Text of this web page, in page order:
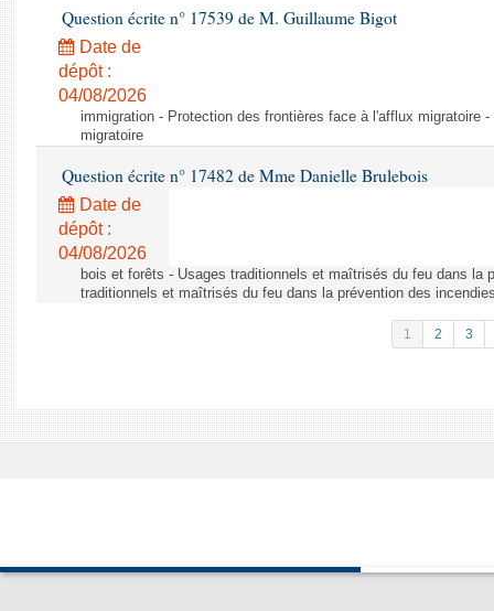
Question écrite n° 17539 de M. Guillaume Bigot
Date de
dépôt :
04/08/2026
immigration - Protection des frontières face à l'afflux migratoire
migratoire
Question écrite n° 17482 de Mme Danielle Brulebois
Date de
dépôt :
04/08/2026
bois et forêts - Usages traditionnels et maîtrisés du feu dans la
traditionnels et maîtrisés du feu dans la prévention des
1 2 3